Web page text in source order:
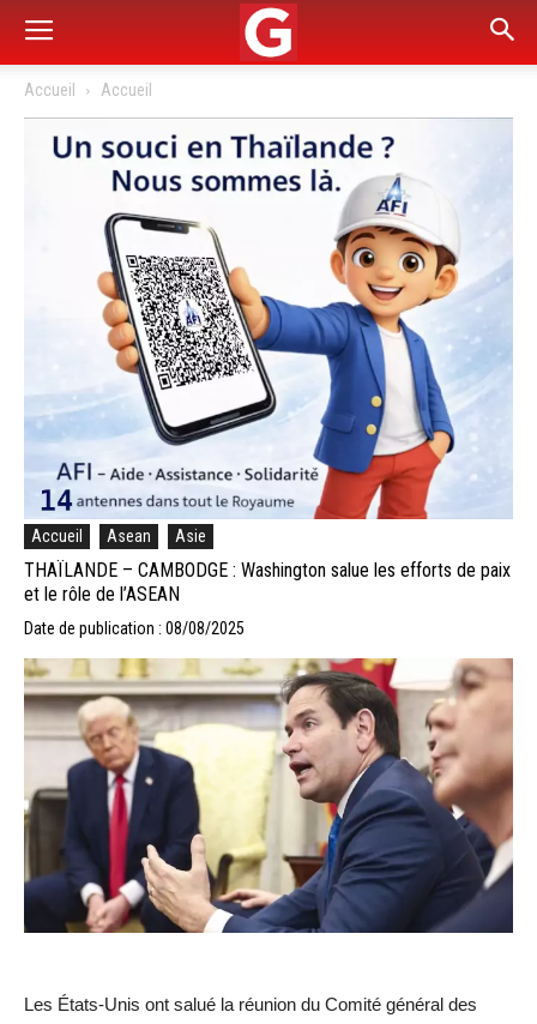
Accueil Accueil
Accueil Asean Asie
THAÏLANDE – CAMBODGE : Washington salue les efforts de paix
et le rôle de l’ASEAN
Date de publication : 08/08/2025
Les États-Unis ont salué la réunion du Comité général des